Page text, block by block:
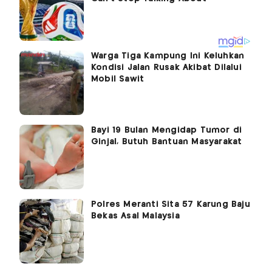
Warga Tiga Kampung Ini Keluhkan
Kondisi Jalan Rusak Akibat Dilalui
Mobil Sawit
Bayi 19 Bulan Mengidap Tumor di
Ginjal, Butuh Bantuan Masyarakat
Polres Meranti Sita 57 Karung Baju
Bekas Asal Malaysia